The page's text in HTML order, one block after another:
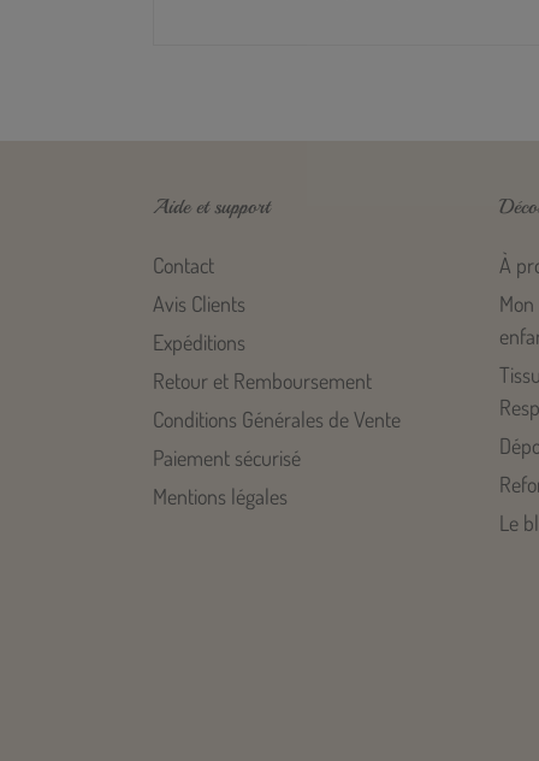
Aide et support
Contact
Avis Clients
Expéditions
Retour et Remboursement
Conditions Générales de Vente
Paiement sécurisé
Mentions légales
À
Le